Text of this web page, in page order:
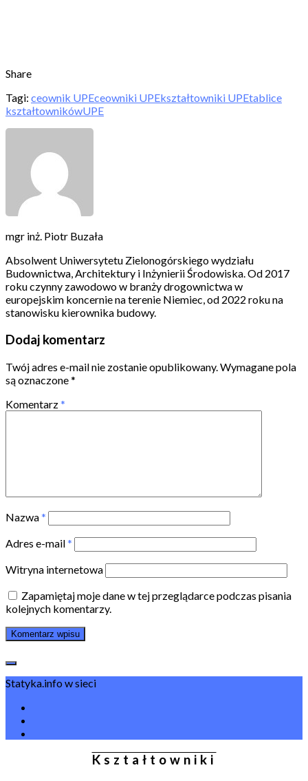
Share
Tagi: ceownik UPEceowniki UPEkształtowniki UPEtablice
kształtownikówUPE
mgr inż. Piotr Buzała
Absolwent Uniwersytetu Zielonogórskiego wydziału
Budownictwa, Architektury i Inżynierii Środowiska. Od 2017
roku czynny zawodowo w branży drogownictwa w
europejskim koncernie na terenie Niemiec, od 2022 roku na
stanowisku kierownika budowy.
Dodaj komentarz
Twój adres e-mail nie zostanie opublikowany. Wymagane pola
są oznaczone*
Komentarz*
Nazwa*
Adres e-mail*
Witryna internetowa
Zapamiętaj moje dane w tej przeglądarce podczas pisania
kolejnych komentarzy.
Statyka.info w sieci
Kształtowniki